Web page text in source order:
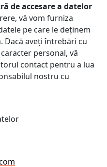
de accesare a datelor
vă vom furniza
pe care le deținem
Dacă aveți întrebări cu
personal, vă
contact pentru a lua
nostru cu